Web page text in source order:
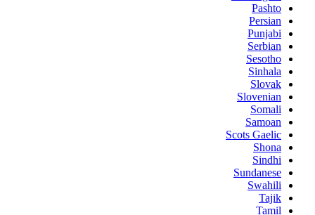
Pashto
Persian
Punjabi
Serbian
Sesotho
Sinhala
Slovak
Slovenian
Somali
Samoan
Scots Gaelic
Shona
Sindhi
Sundanese
Swahili
Tajik
Tamil